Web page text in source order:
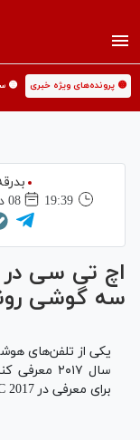
🟡 پرونده‌های ویژه خبری 🟡
19:39
08 دی 1395
سه گوشی
یکی از تلفن‌های
برای معرفی در MWC 2017 در نظر گرفته شده است.